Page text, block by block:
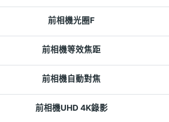
前相機光圈F
前相機等效焦距
前相機自動對焦
前相機UHD 4K錄影